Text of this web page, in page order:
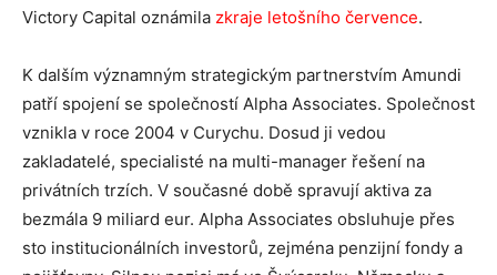
Victory Capital oznámila zkraje letošního července.
K dalším významným strategickým partnerstvím Amundi
patří spojení se společností Alpha Associates. Společnost
vznikla v roce 2004 v Curychu. Dosud ji vedou
zakladatelé, specialisté na multi-manager řešení na
privátních trzích. V současné době spravují aktiva za
bezmála 9 miliard eur. Alpha Associates obsluhuje přes
sto institucionálních investorů, zejména penzijní fondy a